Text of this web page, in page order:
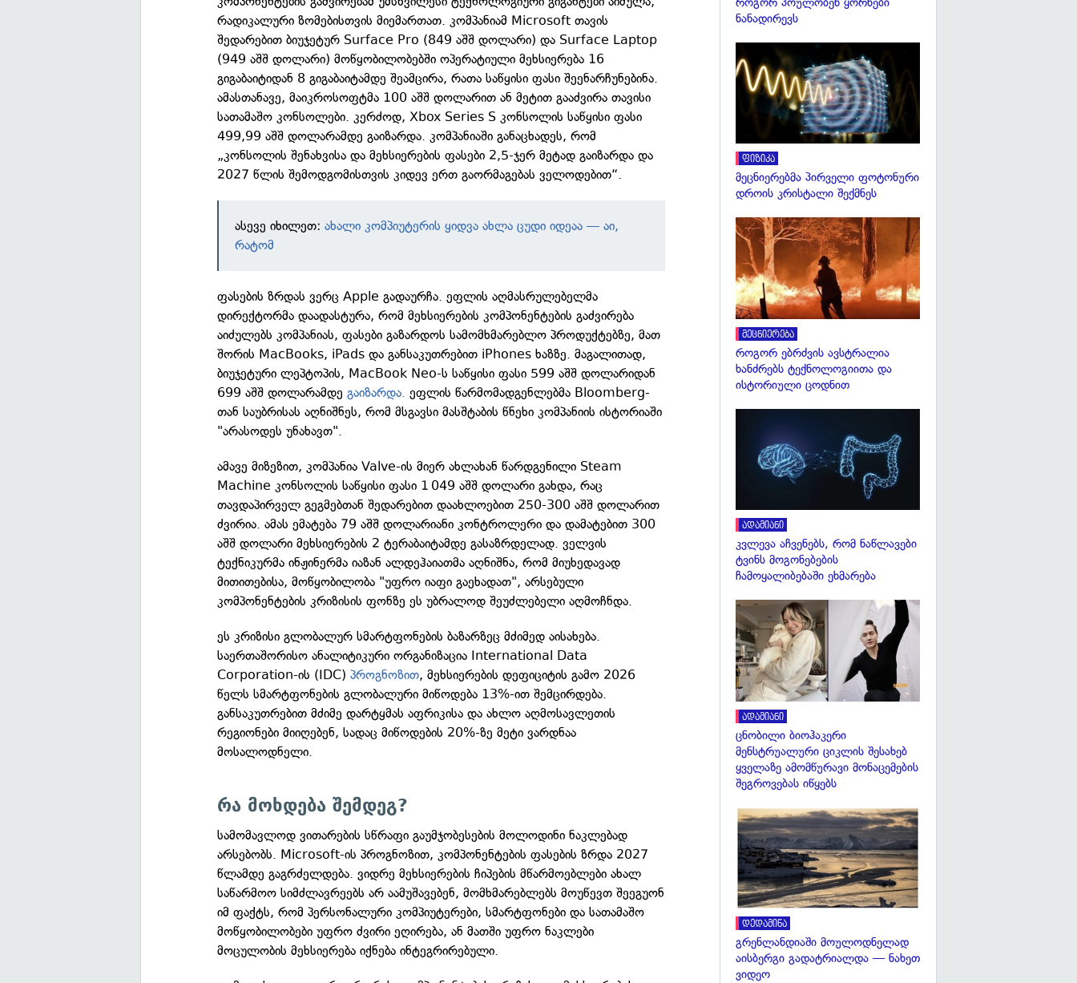
რადიკალური ზომებისთვის მიემართათ. კომპანიამ Microsoft თავის
შედარებით ბიუჯეტურ Surface Pro (849 აშშ დოლარი) და Surface Laptop
(949 აშშ დოლარი) მოწყობილობებში ოპერატიული მეხსიერება 16
გიგაბაიტიდან 8 გიგაბაიტამდე შეამცირა, რათა საწყისი ფასი შეენარჩუნებინა.
ამასთანავე, მაიკროსოფტმა 100 აშშ დოლარით ან მეტით გააძვირა თავისი
სათამაშო კონსოლები. კერძოდ, Xbox Series S კონსოლის საწყისი ფასი
499,99 აშშ დოლარამდე გაიზარდა. კომპანიაში განაცხადეს, რომ
„კონსოლის შენახვისა და მეხსიერების ფასები 2,5-ჯერ მეტად გაიზარდა და
2027 წლის შემოდგომისთვის კიდევ ერთ გაორმაგებას ველოდებით“.
ასევე იხილეთ:ახალი კომპიუტერის ყიდვა ახლა ცუდი იდეაა — აი,
რატომ
ფასების ზრდას ვერც Apple გადაურჩა. ეფლის აღმასრულებელმა
დირექტორმა დაადასტურა, რომ მეხსიერების კომპონენტების გაძვირება
აიძულებს კომპანიას, ფასები გაზარდოს სამომხმარებლო პროდუქტებზე, მათ
შორის MacBooks, iPads და განსაკუთრებით iPhones ხაზზე. მაგალითად,
ბიუჯეტური ლეპტოპის, MacBook Neo-ს საწყისი ფასი 599 აშშ დოლარიდან
699 აშშ დოლარამდეგაიზარდა. ეფლის წარმომადგენლებმა Bloomberg-
თან საუბრისას აღნიშნეს, რომ მსგავსი მასშტაბის წნეხი კომპანიის ისტორიაში
"არასოდეს უნახავთ".
ამავე მიზეზით, კომპანია Valve-ის მიერ ახლახან წარდგენილი Steam
Machine კონსოლის საწყისი ფასი 1 049 აშშ დოლარი გახდა, რაც
თავდაპირველ გეგმებთან შედარებით დაახლოებით 250-300 აშშ დოლარით
ძვირია. ამას ემატება 79 აშშ დოლარიანი კონტროლერი და დამატებით 300
აშშ დოლარი მეხსიერების 2 ტერაბაიტამდე გასაზრდელად. ველვის
ტექნიკურმა ინჟინერმა იაზან ალდეჰაიათმა აღნიშნა, რომ მიუხედავად
მითითებისა, მოწყობილობა "უფრო იაფი გაეხადათ", არსებული
კომპონენტების კრიზისის ფონზე ეს უბრალოდ შეუძლებელი აღმოჩნდა.
ეს კრიზისი გლობალურ სმარტფონების ბაზარზეც მძიმედ აისახება.
საერთაშორისო ანალიტიკური ორგანიზაცია International Data
Corporation-ის (IDC)პროგნოზით, მეხსიერების დეფიციტის გამო 2026
წელს სმარტფონების გლობალური მიწოდება 13%-ით შემცირდება.
განსაკუთრებით მძიმე დარტყმას აფრიკისა და ახლო აღმოსავლეთის
რეგიონები მიიღებენ, სადაც მიწოდების 20%-ზე მეტი ვარდნაა
მოსალოდნელი.
რა მოხდება შემდეგ?
სამომავლოდ ვითარების სწრაფი გაუმჯობესების მოლოდინი ნაკლებად
არსებობს. Microsoft-ის პროგნოზით, კომპონენტების ფასების ზრდა 2027
წლამდე გაგრძელდება. ვიდრე მეხსიერების ჩიპების მწარმოებლები ახალ
საწარმოო სიმძლავრეებს არ აამუშავებენ, მომხმარებლებს მოუწევთ შეეგუონ
იმ ფაქტს, რომ პერსონალური კომპიუტერები, სმარტფონები და სათამაშო
მოწყობილობები უფრო ძვირი ეღირება, ან მათში უფრო ნაკლები
მოცულობის მეხსიერება იქნება ინტეგრირებული.
ნანადირევს
ფიზიკა
მეცნიერებმა პირველი ფოტონური
დროის კრისტალი შექმნეს
მეცნიერება
როგორ ებრძვის ავსტრალია
ხანძრებს ტექნოლოგიითა და
ისტორიული ცოდნით
ადამიანი
კვლევა აჩვენებს, რომ ნაწლავები
ტვინს მოგონებების
ჩამოყალიბებაში ეხმარება
ადამიანი
ცნობილი ბიოჰაკერი
მენსტრუალური ციკლის შესახებ
ყველაზე ამომწურავი მონაცემების
შეგროვებას იწყებს
დედამიწა
გრენლანდიაში მოულოდნელად
აისბერგი გადატრიალდა — ნახეთ
ვიდეო